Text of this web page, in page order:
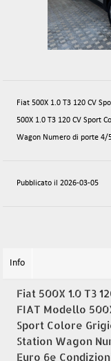
Fiat 500X 1.0 T3 120 CV
500X 1.0 T3 120 CV Sport
Wagon Numero di porte 4/
Pubblicato il 2026-03-05
Info
Fiat 500X 1.0 T3
FIAT Modello
Sport Colore
Station Wagon
Euro 6e